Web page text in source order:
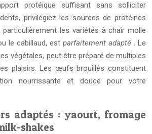
protéique suffisant sans solliciter
privilégiez les sources de protéines
les variétés à chair molle
le cabillaud, est parfaitement adapté . Le
végétales, peut être préparé de multiples
plaisirs. Les œufs brouillés constituent
nourrissante et douce pour votre
adaptés : yaourt, fromage
shakes